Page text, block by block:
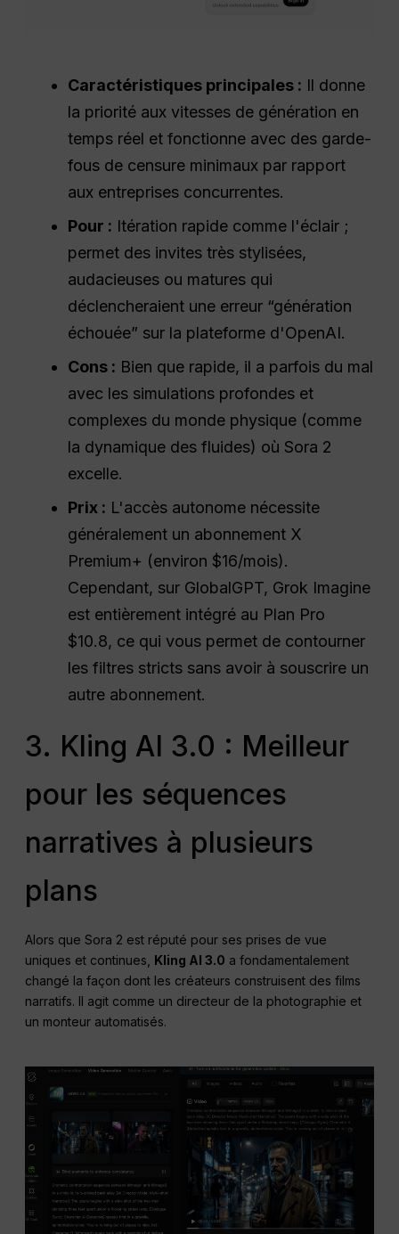
Caractéristiques principales : Il donne
la priorité aux vitesses de génération en
temps réel et fonctionne avec des garde-
fous de censure minimaux par rapport
aux entreprises concurrentes.
Pour : Itération rapide comme l'éclair ;
permet des invites très stylisées,
audacieuses ou matures qui
déclencheraient une erreur “génération
échouée” sur la plateforme d'OpenAI.
Cons : Bien que rapide, il a parfois du mal
avec les simulations profondes et
complexes du monde physique (comme
la dynamique des fluides) où Sora 2
excelle.
Prix : L'accès autonome nécessite
généralement un abonnement X
Premium+ (environ $16/mois).
Cependant, sur GlobalGPT, Grok Imagine
est entièrement intégré au Plan Pro
$10.8, ce qui vous permet de contourner
les filtres stricts sans avoir à souscrire un
autre abonnement.
3. Kling AI 3.0 : Meilleur
pour les séquences
narratives à plusieurs
plans
Alors que Sora 2 est réputé pour ses prises de vue
uniques et continues, Kling AI 3.0 a fondamentalement
changé la façon dont les créateurs construisent des films
narratifs. Il agit comme un directeur de la photographie et
un monteur automatisés.